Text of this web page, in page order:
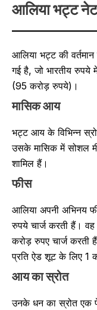
आलिया भट्ट नेट
आलिया भट्ट की
गई है, जो भारतीय रुपये
(95 करोड़ रुपये)।
मासिक आय
भट्ट आय के विभिन्न
उसके मासिक में सोशल
शामिल हैं।
फीस
आलिया अपनी अभिनय
रुपये चार्ज करती हैं।
करोड़ रुपए चार्ज करती
प्रति ऐड शूट के लिए 1
आय का स्रोत
उनके धन का स्रोत एक